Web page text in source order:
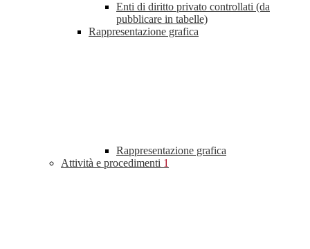
Enti di diritto privato controllati (da
pubblicare in tabelle)
Rappresentazione grafica
Rappresentazione grafica
Attività e procedimenti 1